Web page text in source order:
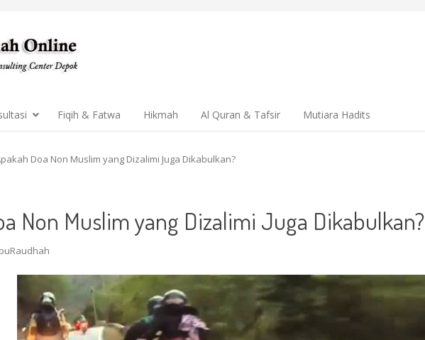
Fiqih & Fatwa Hikmah Al Quran & Tafsir Mutiara Hadits
Doa Non Muslim yang Dizalimi Juga Dikabulkan?
Non Muslim yang Dizalimi Juga Dikabulkan?